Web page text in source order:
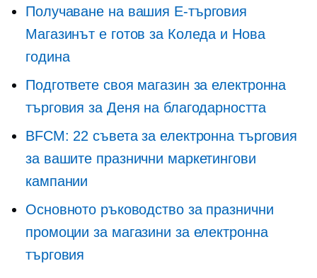
Получаване на вашия E-търговия
Магазинът е готов за Коледа и Нова
година
Подгответе своя магазин за електронна
търговия за Деня на благодарността
BFCM: 22 съвета за електронна търговия
за вашите празнични маркетингови
кампании
Основното ръководство за празнични
промоции за магазини за електронна
търговия